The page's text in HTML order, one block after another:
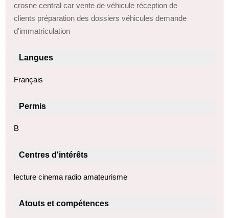
crosne central car vente de véhicule réception de
clients préparation des dossiers véhicules demande
d'immatriculation
Langues
Français
Permis
B
Centres d'intérêts
lecture cinema radio amateurisme
Atouts et compétences